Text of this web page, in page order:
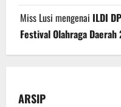
Miss Lusi mengenai ILDI
Festival Olahraga
ARSIP